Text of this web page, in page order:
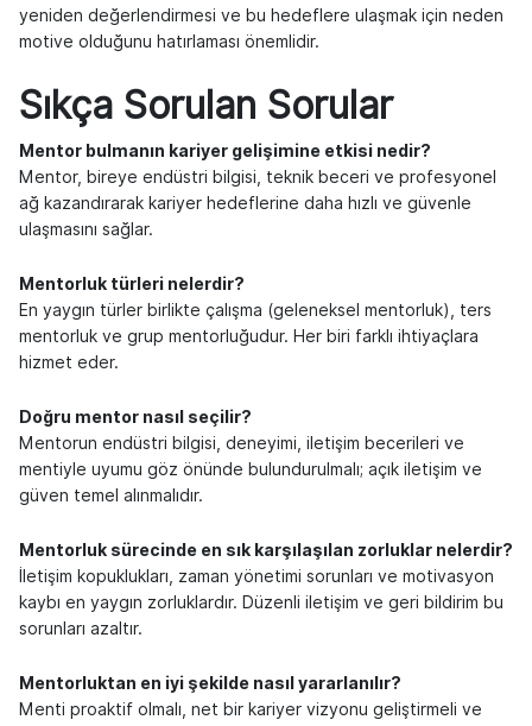
yeniden değerlendirmesi ve bu hedeflere ulaşmak için neden
motive olduğunu hatırlaması önemlidir.
Sıkça Sorulan Sorular
Mentor bulmanın kariyer gelişimine etkisi nedir?
Mentor, bireye endüstri bilgisi, teknik beceri ve profesyonel
ağ kazandırarak kariyer hedeflerine daha hızlı ve güvenle
ulaşmasını sağlar.
Mentorluk türleri nelerdir?
En yaygın türler birlikte çalışma (geleneksel mentorluk), ters
mentorluk ve grup mentorluğudur. Her biri farklı ihtiyaçlara
hizmet eder.
Doğru mentor nasıl seçilir?
Mentorun endüstri bilgisi, deneyimi, iletişim becerileri ve
mentiyle uyumu göz önünde bulundurulmalı; açık iletişim ve
güven temel alınmalıdır.
Mentorluk sürecinde en sık karşılaşılan zorluklar nelerdir?
İletişim kopuklukları, zaman yönetimi sorunları ve motivasyon
kaybı en yaygın zorluklardır. Düzenli iletişim ve geri bildirim bu
sorunları azaltır.
Mentorluktan en iyi şekilde nasıl yararlanılır?
Menti proaktif olmalı, net bir kariyer vizyonu geliştirmeli ve